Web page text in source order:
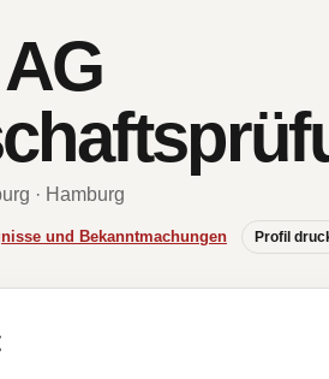
· Hamburg
und Bekanntmachungen Profil